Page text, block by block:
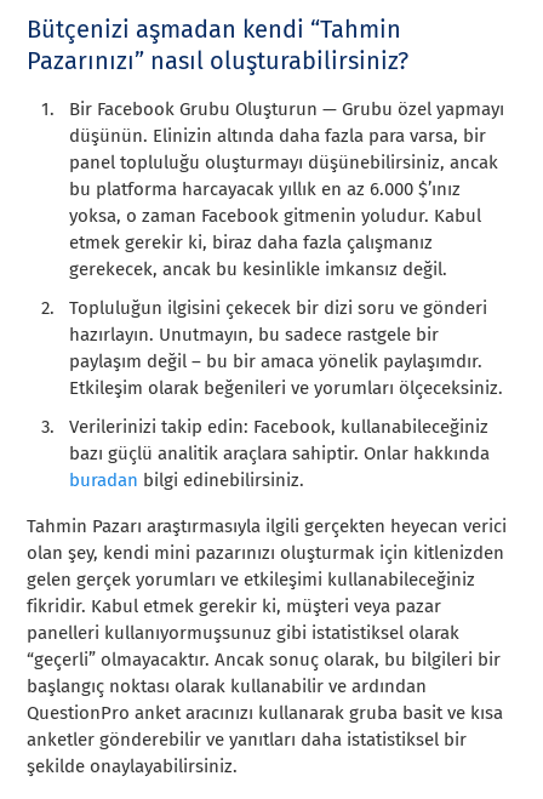
Bütçenizi aşmadan kendi “Tahmin
Pazarınızı” nasıl oluşturabilirsiniz?
Bir Facebook Grubu Oluşturun — Grubu özel yapmayı
düşünün. Elinizin altında daha fazla para varsa, bir
panel topluluğu oluşturmayı düşünebilirsiniz, ancak
bu platforma harcayacak yıllık en az 6.000 $’ınız
yoksa, o zaman Facebook gitmenin yoludur. Kabul
etmek gerekir ki, biraz daha fazla çalışmanız
gerekecek, ancak bu kesinlikle imkansız değil.
Topluluğun ilgisini çekecek bir dizi soru ve gönderi
hazırlayın. Unutmayın, bu sadece rastgele bir
paylaşım değil – bu bir amaca yönelik paylaşımdır.
Etkileşim olarak beğenileri ve yorumları ölçeceksiniz.
Verilerinizi takip edin: Facebook, kullanabileceğiniz
bazı güçlü analitik araçlara sahiptir. Onlar hakkında
buradan bilgi edinebilirsiniz.
Tahmin Pazarı araştırmasıyla ilgili gerçekten heyecan verici
olan şey, kendi mini pazarınızı oluşturmak için kitlenizden
gelen gerçek yorumları ve etkileşimi kullanabileceğiniz
fikridir. Kabul etmek gerekir ki, müşteri veya pazar
panelleri kullanıyormuşsunuz gibi istatistiksel olarak
“geçerli” olmayacaktır. Ancak sonuç olarak, bu bilgileri bir
başlangıç noktası olarak kullanabilir ve ardından
QuestionPro anket aracınızı kullanarak gruba basit ve kısa
anketler gönderebilir ve yanıtları daha istatistiksel bir
şekilde onaylayabilirsiniz.